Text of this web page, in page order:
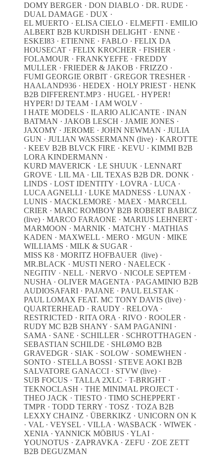
DOMY BERGER · DON DIABLO · DR. RUDE ·
DUAL DAMAGE · DUX ·
EL MUERTO · ELISA CIELO · ELMEFTI · EMILIO
ALBERT B2B KURDISH DELIGHT · ENNE ·
ESKEI83 · ETIENNE · FABLO · FELIX DA
HOUSECAT · FELIX KROCHER · FISHER ·
FOLAMOUR · FRANKYEFFE · FREDDY
MULLER · FRIEDER & JAKOB · FRIZZO ·
FUMI GEORGIE ORBIT · GREGOR TRESHER ·
HAALAND936 · HEDEX · HOLY PRIEST · HENK
B2B DIFFERENT.MP3 · HUGEL · HYPER!
HYPER! DJ TEAM · I AM WOLV ·
I HATE MODELS · ILARIO ALICANTE · INAN
BATMAN · JAKOB LESCH · JAMIE JONES ·
JAXOMY · JEROME · JOHN NEWMAN · JULIA
GUN · JULIAN WASSERMANN (live) · KAROTTE
· KEEV B2B BLVCK FIRE · KEVU · KIMMI B2B
LORA KINDERMANN ·
KURD MAVERICK · LE SHUUK · LENNART
GROVE · LIL MA · LIL TEXAS B2B DR. DONK ·
LINDS · LOST IDENTITY · LOVRA · LUCA ·
LUCA AGNELLI · LUKE MADNESS · LUNAX ·
LUNIS · MACKLEMORE · MAEX · MARCELL
CRIER · MARC ROMBOY B2B ROBERT BABICZ
(live) · MARCO FARAONE · MARIUS LEHNERT ·
MARMOON · MARNIK · MATCHY · MATHIAS
KADEN · MAXWELL · MERO · MGUN · MIKE
WILLIAMS · MILK & SUGAR ·
MISS K8 · MORITZ HOFBAUER (live) ·
MR.BLACK · MUSTI NERO · NAELECK ·
NEGITIV · NELL · NERVO · NICOLE SEPTEM ·
NUSHA · OLIVER MAGENTA · PAGAMINIO B2B
AUDIOSAFARI · PAJANE · PAUL ELSTAK ·
PAUL LOMAX FEAT. MC TONY DAVIS (live) ·
QUARTERHEAD · RAUDY · RELOVA ·
RESTRICTED · RITA ORA · RIVO · ROOLER ·
RUDY MC B2B SHANY · SAM PAGANINI ·
SAMA · SANE · SCHILLER · SCHROTTHAGEN ·
SEBASTIAN SCHILDE · SHLØMO B2B
GRAVEDGR · SIAK · SOLOW · SOMEWHEN ·
SONTO · STELLA BOSSI · STEVE AOKI B2B
SALVATORE GANACCI · STVW (live) ·
SUB FOCUS · TALLA 2XLC · T-BRIGHT ·
TEKNOCLASH · THE MINIMAL PROJECT ·
THEO JACK · TIESTO · TIMO SCHEPPERT ·
TMPR · TODD TERRY · TOSZ · TOZA B2B
LEXXY CHAINZ · ÜBERKIKZ · UNICORN ON K
· VAL · VEYSEL · VILLA · WASBACK · WIWEK ·
XENIA · YANNICK MÖBIUS · YLAI ·
YOUNOTUS · ZAPRAVKA · ZEFU · ZOE ZETT
B2B DEGUZMAN